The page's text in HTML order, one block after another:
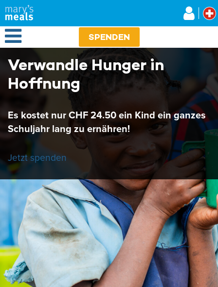
Direkt
zum
Inhalt
Open Menu SPENDEN
Verwandle Hunger in
Hoffnung
Es kostet nur CHF 24.50 ein Kind ein ganzes
Schuljahr lang zu ernähren!
Jetzt spenden